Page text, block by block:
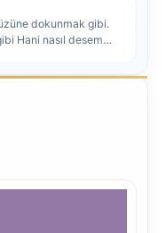
dokunmak gibi.
Hani nasıl desem